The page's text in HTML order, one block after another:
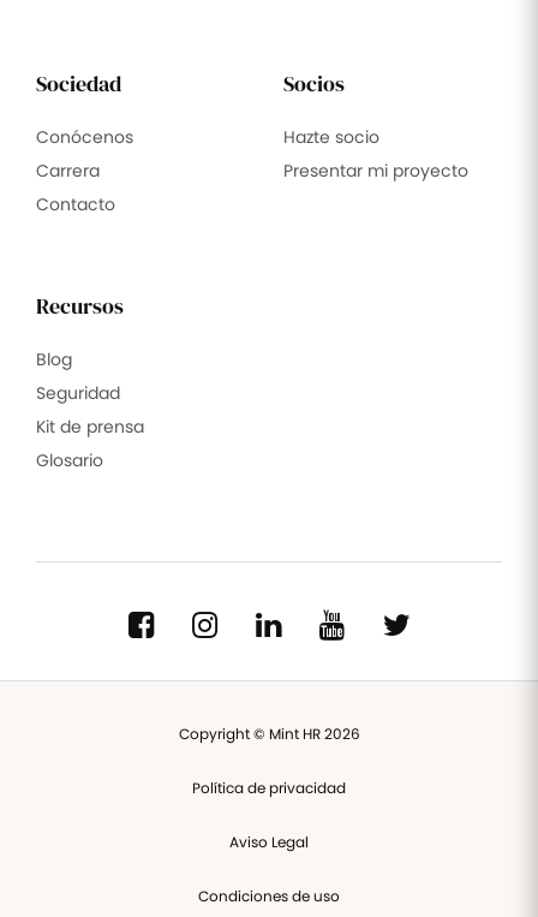
Sociedad
Conócenos
Carrera
Contacto
Socios
Hazte socio
Presentar mi proyecto
Recursos
Blog
Seguridad
Kit de prensa
Glosario
Copyright © Mint HR 2026
Política de privacidad
Aviso Legal
Condiciones de uso